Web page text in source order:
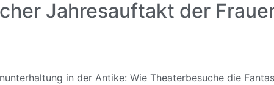
Jahresauftakt der
in der Antike: Wie Theaterbesuche die